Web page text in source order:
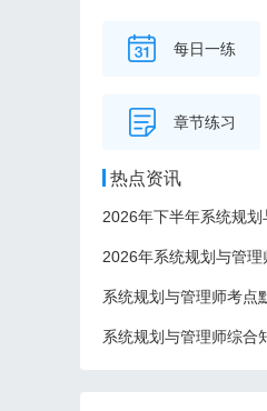
每日一练
章节练习
热点资讯
2026年系统规划与管
系统规划与管理师考点
系统规划与管理师综合